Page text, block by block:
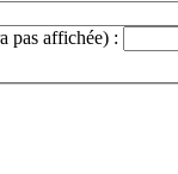
pas affichée) :